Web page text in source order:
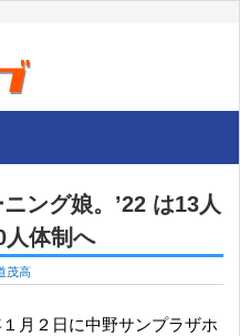
ング娘。’22 は13人
体制へ
茂高